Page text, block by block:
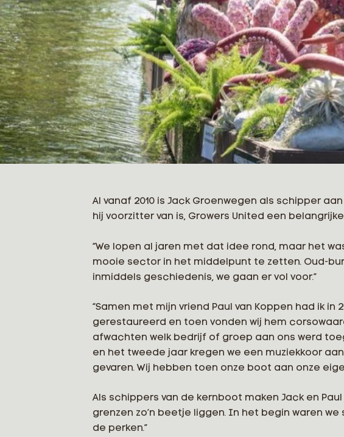
Al vanaf 2010 is Jack Groenwegen als schipper
hij voorzitter van is, Growers United een
“We lopen al jaren met dat idee rond, maar het
mooie sector in het middelpunt te zetten. Oud-
inmiddels geschiedenis, we gaan er vol voor.”
“Samen met mijn vriend Paul van Koppen had ik
gerestaureerd en toen vonden wij hem
afwachten welk bedrijf of groep aan ons werd
en het tweede jaar kregen we een muziekkoor
gevaren. Wij hebben toen onze boot aan onze
Als schippers van de kernboot maken Jack en
grenzen zo’n beetje liggen. In het begin waren
de perken.”